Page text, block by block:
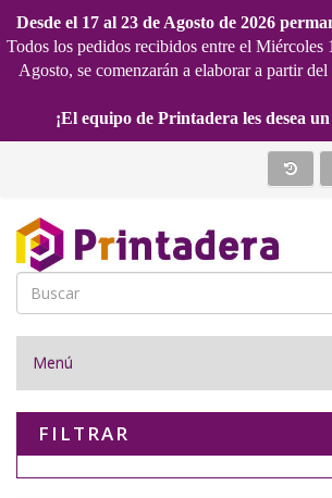
Desde el 17 al 23 de Agosto de 2026
Todos los pedidos recibidos entre el
Agosto, se comenzarán a elaborar a partir
¡El equipo de Printadera les desea
Menú
FILTRAR